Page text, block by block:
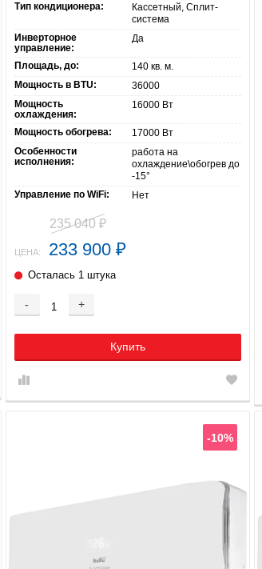
Тип кондиционера:
Кассетный, Сплит-
система
Инверторное
управление:
Да
Площадь, до:
140 кв. м.
Мощность в BTU:
36000
Мощность
охлаждения:
16000 Вт
Мощность обогрева:
17000 Вт
Особенности
исполнения:
работа на
охлаждение\обогрев до
-15°
Управление по WiFi:
Нет
235 040 ₽
ЦЕНА: 233 900 ₽
Осталась 1 штука
- +
Купить
-10%